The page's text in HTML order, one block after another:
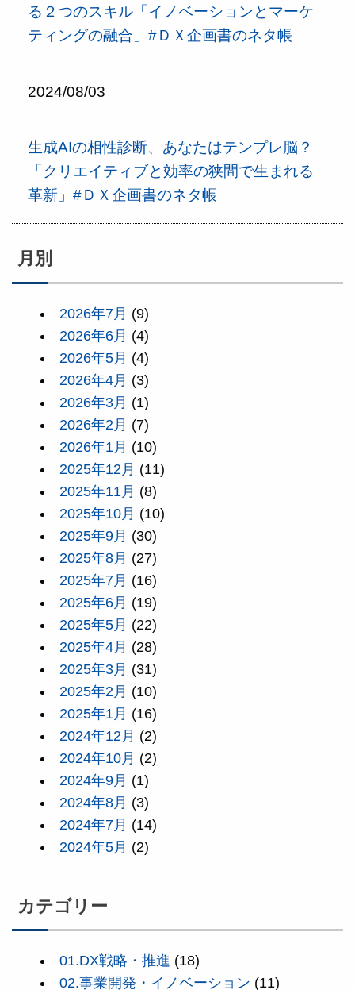
る２つのスキル「イノベーションとマーケ
ティングの融合」#ＤＸ企画書のネタ帳
2024/08/03
生成AIの相性診断、あなたはテンプレ脳？
「クリエイティブと効率の狭間で生まれる
革新」#ＤＸ企画書のネタ帳
月別
2026年7月 (9)
2026年6月 (4)
2026年5月 (4)
2026年4月 (3)
2026年3月 (1)
2026年2月 (7)
2026年1月 (10)
2025年12月 (11)
2025年11月 (8)
2025年10月 (10)
2025年9月 (30)
2025年8月 (27)
2025年7月 (16)
2025年6月 (19)
2025年5月 (22)
2025年4月 (28)
2025年3月 (31)
2025年2月 (10)
2025年1月 (16)
2024年12月 (2)
2024年10月 (2)
2024年9月 (1)
2024年8月 (3)
2024年7月 (14)
2024年5月 (2)
カテゴリー
01.DX戦略・推進 (18)
02.事業開発・イノベーション (11)